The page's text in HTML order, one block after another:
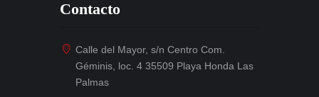
Contacto
Calle del Mayor, s/n Centro Com.
Géminis, loc. 4 35509 Playa Honda Las
Palmas